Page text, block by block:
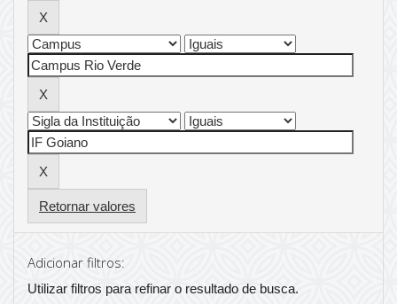
Retornar valores
Adicionar filtros:
Utilizar filtros para refinar o resultado de busca.